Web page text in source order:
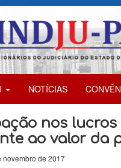
NOTÍCIAS
nos
ao valor da
novembro de 2017